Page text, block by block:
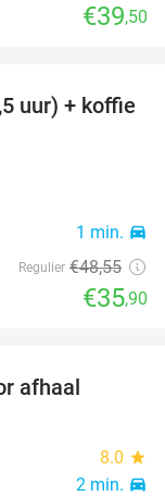
€39,50
26%
uur) + koffie
1 min. directions_car
Regulier €48,55
€35,90
afhaal
8.0 star
2 min. directions_car